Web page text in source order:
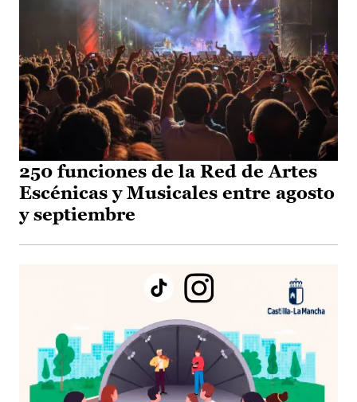
250 funciones de la Red de Artes
Escénicas y Musicales entre agosto
y septiembre